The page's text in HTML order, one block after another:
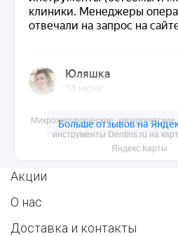
Микрохирургические,
инструменты Dentins.ru на
Яндекс.Карты
Терапевтические
инструменты
инструменты
Dentins.ru
Акции
О нас
Доставка и контакты